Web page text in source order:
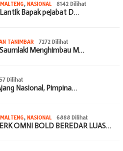
, NASIONAL 8142 Dilihat
Bapak pejabat D…
TANIMBAR 7272 Dilihat
Menghimbau M…
Dilihat
Nasional, Pimpina…
, NASIONAL 6888 Dilihat
OMNI BOLD BEREDAR LUAS…